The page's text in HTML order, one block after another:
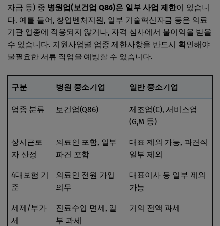
자금 등) 중 병원업(보건업 Q86)은 일부 사업 제한이 있습니
다. 예를 들어, 창업벤처지원, 일부 기술혁신자금 등은 의료
기관 업종에 적용되지 않거나, 자격 심사에서 불이익을 받을
수 있습니다. 지원사업별 업종 제한사항을 반드시 확인해야
불필요한 서류 작업을 예방할 수 있습니다.
구분 병원 중소기업 일반 중소기업
업종 분류 보건업(Q86)
제조업(C), 서비스업
(G,M 등)
상시근로
자 산정
의료인 포함, 일부
파견 포함
대표 제외 가능, 파견직
일부 제외
4대보험 기
준
의료인 전원 가입
의무
대표이사 등 일부 제외
가능
세제/부가
세
진료수입 면세, 일
부 과세
거의 전액 과세